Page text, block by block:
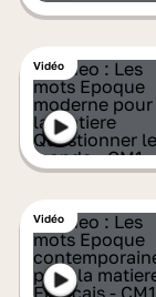
Vidéo
Vidéo